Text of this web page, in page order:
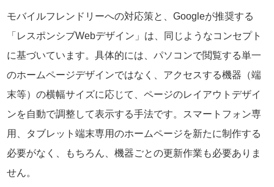
モバイルフレンドリーへの対応策と、Googleが推奨する
「レスポンシブWebデザイン」は、同じようなコンセプト
に基づいています。具体的には、パソコンで閲覧する単一
のホームページデザインではなく、アクセスする機器（端
末等）の横幅サイズに応じて、ページのレイアウトデザイ
ンを自動で調整して表示する手法です。スマートフォン専
用、タブレット端末専用のホームページを新たに制作する
必要がなく、もちろん、機器ごとの更新作業も必要ありま
せん。